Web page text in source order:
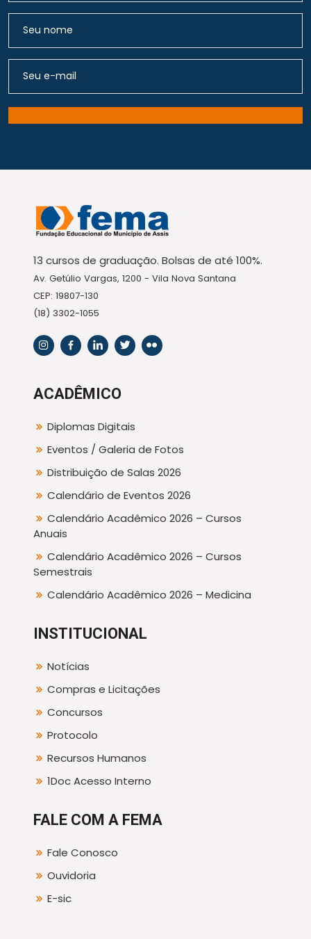
13 cursos de graduação. Bolsas de até 100%.
Av. Getúlio Vargas, 1200 - Vila Nova Santana
CEP: 19807-130
(18) 3302-1055
ACADÊMICO
Diplomas Digitais
Eventos / Galeria de Fotos
Distribuição de Salas 2026
Calendário de Eventos 2026
Calendário Acadêmico 2026 – Cursos
Anuais
Calendário Acadêmico 2026 – Cursos
Semestrais
Calendário Acadêmico 2026 – Medicina
INSTITUCIONAL
Notícias
Compras e Licitações
Concursos
Protocolo
Recursos Humanos
1Doc Acesso Interno
FALE COM A FEMA
Fale Conosco
Ouvidoria
E-sic